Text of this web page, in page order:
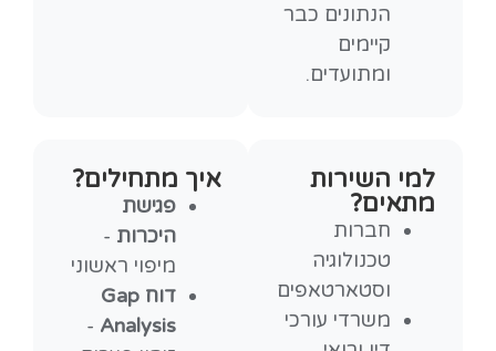
הנתונים כבר
קיימים
ומתועדים.
למי השירות
מתאים?
חברות
טכנולוגיה
וסטארטאפים
משרדי עורכי
איך מתחילים?
פגישת
היכרות -
מיפוי ראשוני
דוח Gap
Analysis
-